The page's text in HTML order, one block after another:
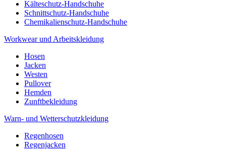
Kälteschutz-Handschuhe
Schnittschutz-Handschuhe
Chemikalienschutz-Handschuhe
Workwear und Arbeitskleidung
Hosen
Jacken
Westen
Pullover
Hemden
Zunftbekleidung
Warn- und Wetterschutzkleidung
Regenhosen
Regenjacken